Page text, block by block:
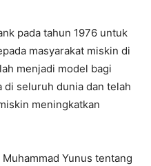
pada tahun 1976 untuk
masyarakat miskin di
menjadi model bagi
di seluruh dunia dan telah
meningkatkan
Yunus tentang